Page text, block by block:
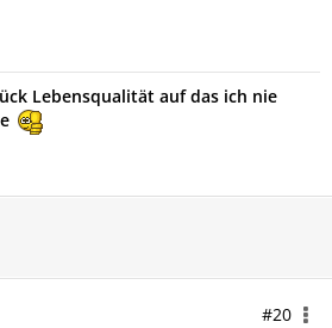
Lebensqualität auf das ich nie
#20